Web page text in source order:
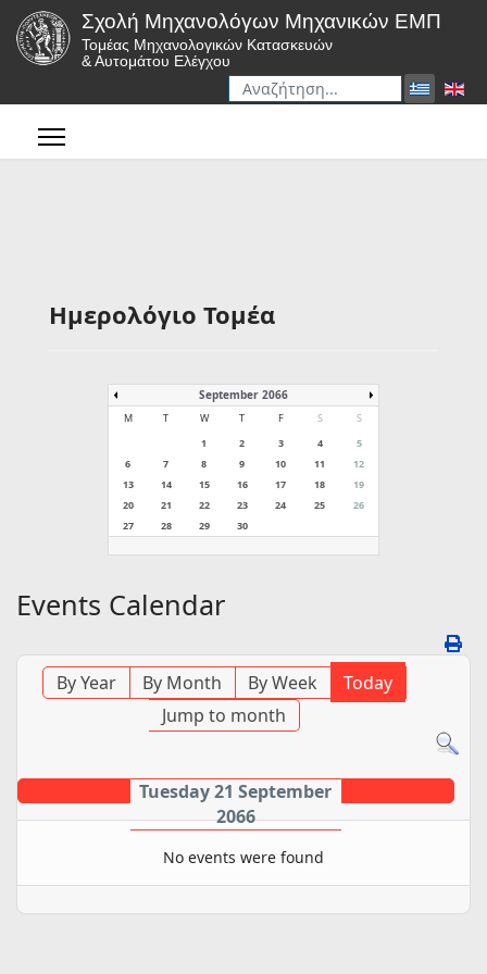
Σχολή Μηχανολόγων Μηχανικών ΕΜΠ
Τομέας Μηχανολογικών Κατασκευών
& Αυτομάτου Ελέγχου
Αναζήτηση
Ημερολόγιο Τομέα
September 2066
M T W T F S
S
1
2 3 4
5
6
7 8 9 10 11
12
13
14 15 16 17 18
19
20
21 22 23 24 25
26
27
28 29 30
Events Calendar
By Year By Month By Week
Today
Jump to month
Tuesday 21 September
2066
No events were found